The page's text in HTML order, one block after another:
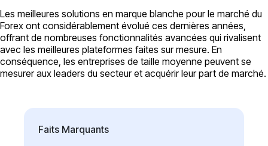
Les meilleures solutions en marque blanche pour le marché du
Forex ont considérablement évolué ces dernières années,
offrant de nombreuses fonctionnalités avancées qui rivalisent
avec les meilleures plateformes faites sur mesure. En
conséquence, les entreprises de taille moyenne peuvent se
mesurer aux leaders du secteur et acquérir leur part de marché.
Faits Marquants